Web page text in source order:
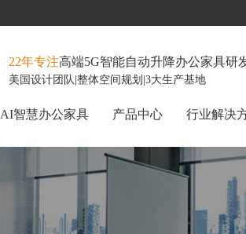
22年专注高端5G智能自动升降办公家具研
美国设计团队 |整体空间规划 |3大生产基地
AI智慧办公家具 产品中心 行业解决